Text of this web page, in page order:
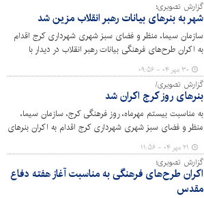
گزارش تصویری؛
شهر به بنرهای بیانات رهبر انقلاب مزین شد
سازمان سیما، منظر و فضای سبز شهری شهرداری کرج اقدام
به اکران طرح‌های فرهنگی بیانات رهبر انقلاب در دیدار با
قهرمانان رشته‌های مختلف ورزشی و مدال‌آوران المپیادهای
علمی جهانی در سطح مناطق ۱۰‌گانه کرده است.
۳۰ مهر ۰۴ - ۰۹:۵۶
گزارش تصویری/
بنرهای روز کرج اکران شد
به مناسبت بیستم مهرماه، روز فرهنگی کرج، سازمان سیما،
منظر و فضای سبز شهری شهرداری کرج اقدام به اکران بنرهای
فرهنگی و هویتی در نقاط مختلف شهر کرد تا ضمن
گرامیداشت این روز، جلوه‌ای از هویت شهری و تعلق خاطر
شهروندان به شهر خود به نمایش گذاشته شود.
۲۱ مهر ۰۴ - ۱۱:۵۶
گزارش تصویری؛
اکران طرح‌های فرهنگی به مناسبت آغاز هفته دفاع
مقدس